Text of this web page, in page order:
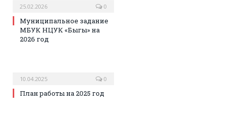
25.02.2026 0
Муниципальное задание
МБУК НЦУК «Быгы» на
2026 год
10.04.2025 0
План работы на 2025 год